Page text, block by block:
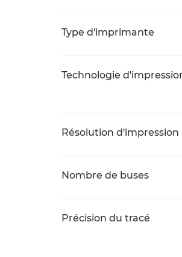
Type d'imprimante
Technologie
Résolution d'impression
Nombre de buses
Précision du tracé